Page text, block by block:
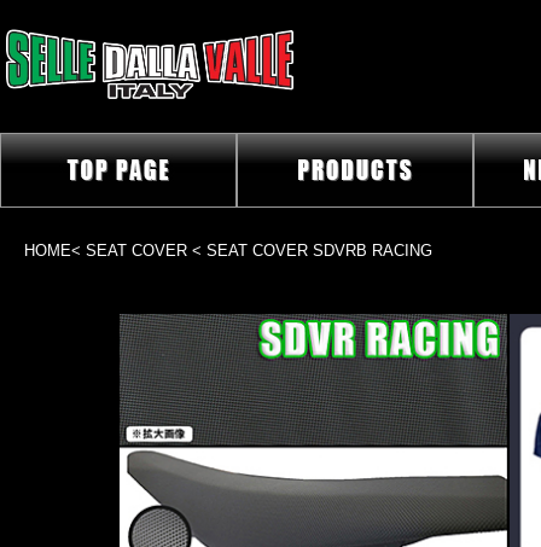
HOME< SEAT COVER < SEAT COVER SDVRB RACING